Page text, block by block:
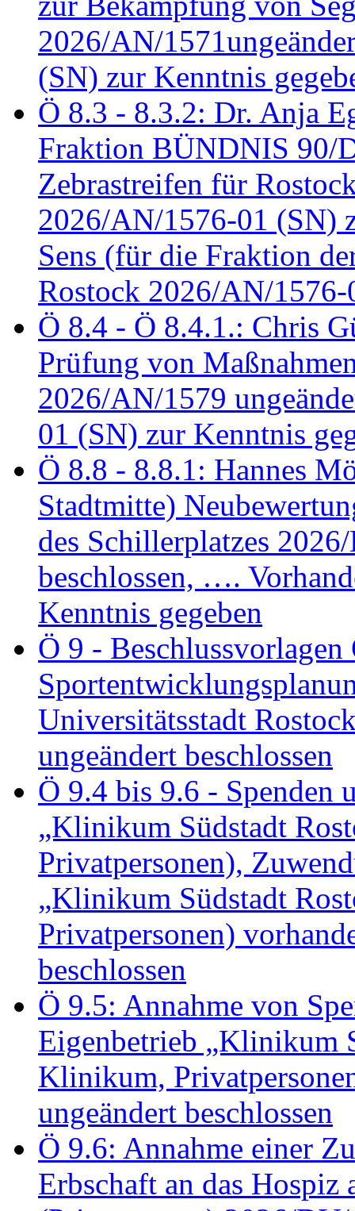
2026/AN/
(SN) zur Kenntnis
Ö 8.3 - 8.3.2: Dr. Anja
Fraktion BÜNDNIS 90/
Zebrastreifen für
2026/AN/1576-01 (SN)
Sens (für die Fraktion
Rostock 2026/AN/1576-
Ö 8.4 - Ö 8.4.1.: Chris
Prüfung von
2026/AN/1579
01 (SN) zur Kenntnis
Ö 8.8 - 8.8.1: Hannes
Stadtmitte)
des Schillerplatzes
beschlossen, ….
Kenntnis gegeben
Ö 9 - Beschlussvorlagen
Universitätsstadt
ungeändert beschlossen
Ö 9.4 bis 9.6 -
„Klinikum Südstadt
Privatpersonen),
„Klinikum Südstadt
Privatpersonen)
beschlossen
Ö 9.5: Annahme von
Eigenbetrieb „Klinikum
Klinikum,
ungeändert beschlossen
Ö 9.6: Annahme einer
Erbschaft an das